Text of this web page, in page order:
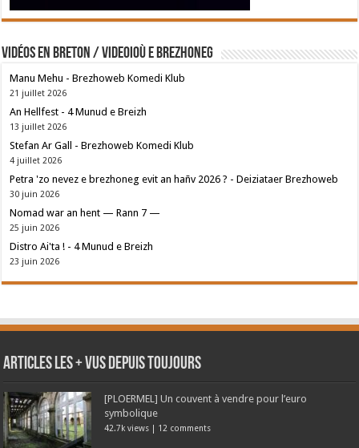
Vidéos en breton / Videoioù e brezhoneg
Manu Mehu - Brezhoweb Komedi Klub
21 juillet 2026
An Hellfest - 4 Munud e Breizh
13 juillet 2026
Stefan Ar Gall - Brezhoweb Komedi Klub
4 juillet 2026
Petra 'zo nevez e brezhoneg evit an hañv 2026 ? - Deiziataer Brezhoweb
30 juin 2026
Nomad war an hent — Rann 7 —
25 juin 2026
Distro Ai'ta ! - 4 Munud e Breizh
23 juin 2026
Articles les + vus depuis toujours
[PLOERMEL] Un couvent à vendre pour l’euro
symbolique
42.7k views 12 comments